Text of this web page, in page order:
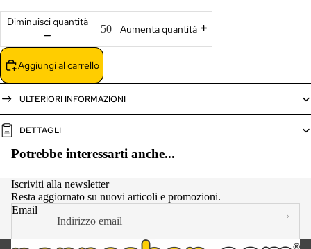
Diminuisci quantità
Aumenta quantità
Aggiungi al carrello
ULTERIORI INFORMAZIONI
DETTAGLI
Potrebbe interessarti anche...
Iscriviti alla newsletter
Resta aggiornato su nuovi articoli e promozioni.
Email